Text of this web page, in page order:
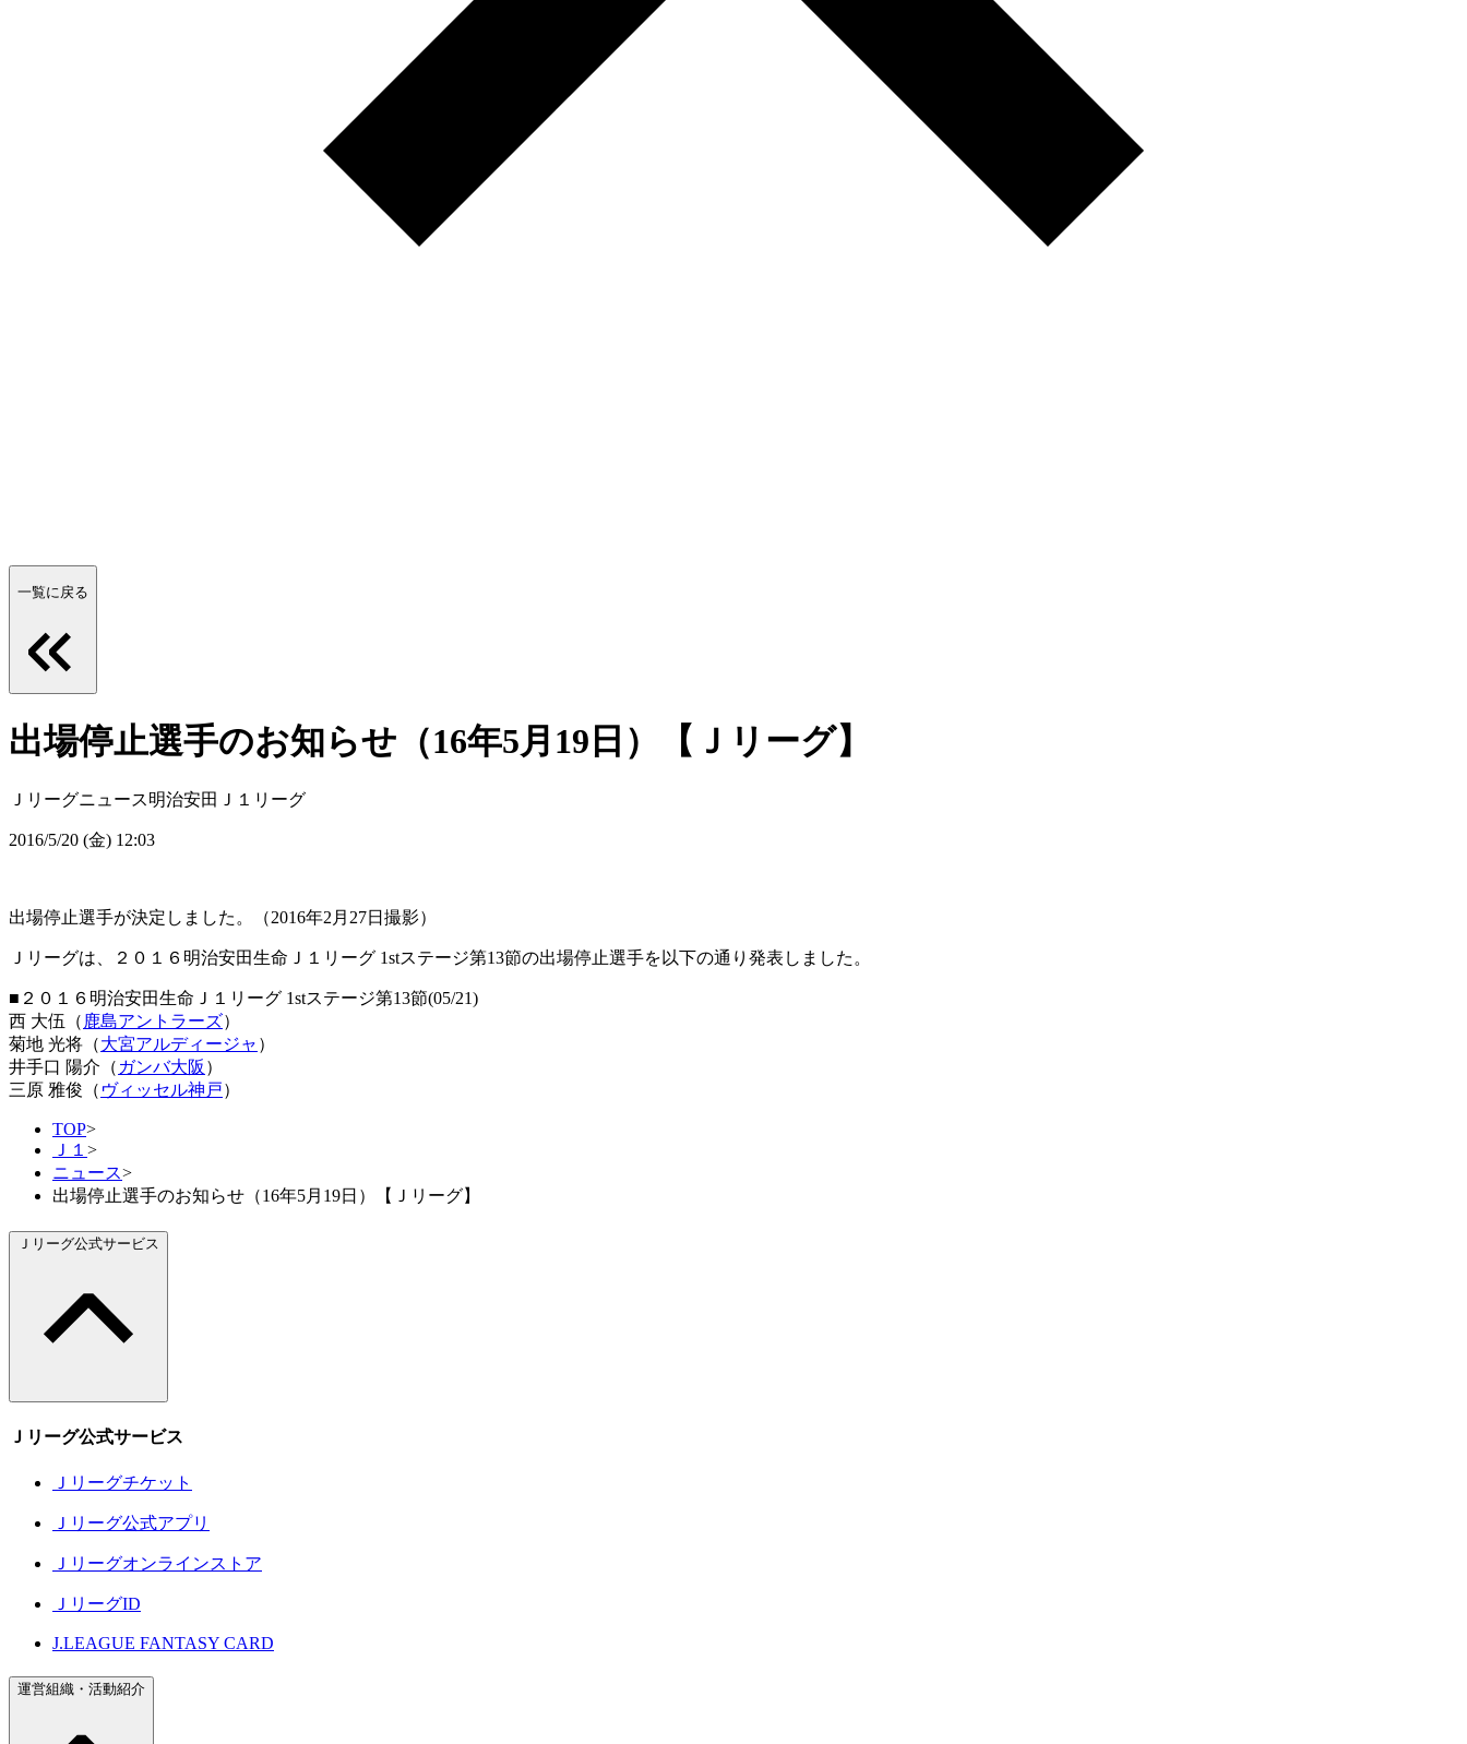
一覧に戻る
出場停止選手のお知らせ（16年5月19日）【Ｊリーグ】
Ｊリーグニュース明治安田Ｊ１リーグ
2016/5/20 (金) 12:03
出場停止選手が決定しました。（2016年2月27日撮影）
Ｊリーグは、２０１６明治安田生命Ｊ１リーグ 1stステージ第13節の出場停止選手を以下の通り発表しました。
■２０１６明治安田生命Ｊ１リーグ 1stステージ第13節(05/21)
西 大伍（ 鹿島アントラーズ）
菊地 光将（大宮アルディージャ ）
井手口 陽介（ ガンバ大阪 ）
三原 雅俊（ ヴィッセル神戸）
TOP>
Ｊ１ >
ニュース>
出場停止選手のお知らせ（16年5月19日）【Ｊリーグ】
Ｊリーグ公式サービス
Ｊリーグ公式サービス
Ｊリーグチケット
Ｊリーグ公式アプリ
Ｊリーグオンラインストア
ＪリーグID
J.LEAGUE FANTASY CARD
運営組織・活動紹介